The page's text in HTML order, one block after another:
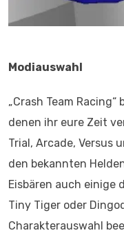
Modiauswahl
„Crash Team
denen ihr eure Zeit
Trial, Arcade, Versus
den bekannten
Eisbären auch einige
Tiny Tiger oder
Charakterauswahl